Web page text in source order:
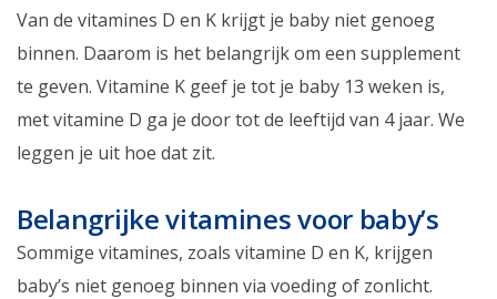
Van de vitamines D en K krijgt je baby niet genoeg
binnen. Daarom is het belangrijk om een supplement
te geven. Vitamine K geef je tot je baby 13 weken is,
met vitamine D ga je door tot de leeftijd van 4 jaar. We
leggen je uit hoe dat zit.
Belangrijke vitamines voor baby’s
Sommige vitamines, zoals vitamine D en K, krijgen
baby’s niet genoeg binnen via voeding of zonlicht.